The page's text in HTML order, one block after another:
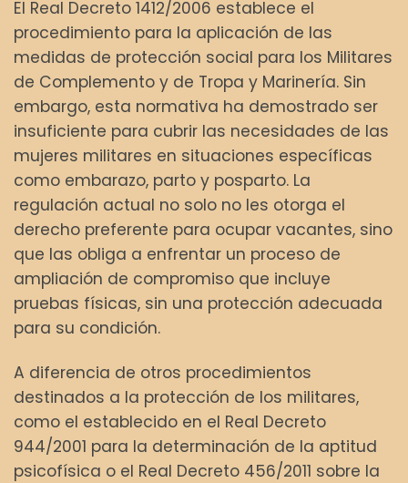
El Real Decreto 1412/2006 establece el
procedimiento para la aplicación de las
medidas de protección social para los Militares
de Complemento y de Tropa y Marinería. Sin
embargo, esta normativa ha demostrado ser
insuficiente para cubrir las necesidades de las
mujeres militares en situaciones específicas
como embarazo, parto y posparto. La
regulación actual no solo no les otorga el
derecho preferente para ocupar vacantes, sino
que las obliga a enfrentar un proceso de
ampliación de compromiso que incluye
pruebas físicas, sin una protección adecuada
para su condición.
A diferencia de otros procedimientos
destinados a la protección de los militares,
como el establecido en el Real Decreto
944/2001 para la determinación de la aptitud
psicofísica o el Real Decreto 456/2011 sobre la